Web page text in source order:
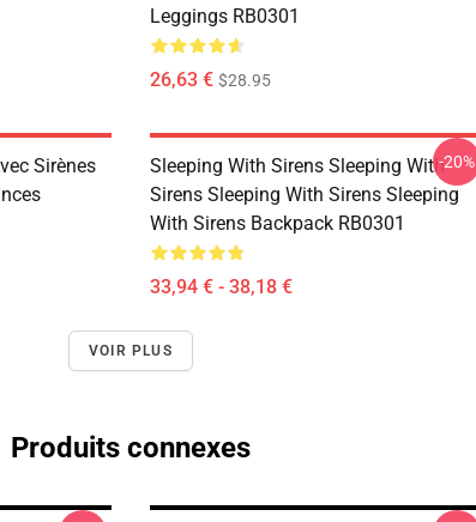
Leggings RB0301
26,63 € $28.95
Sirènes
Sleeping With Sirens Sleeping With
Sirens Sleeping With Sirens Sleeping
With Sirens Backpack RB0301
33,94 € - 38,18 €
-20%
VOIR PLUS
Produits connexes